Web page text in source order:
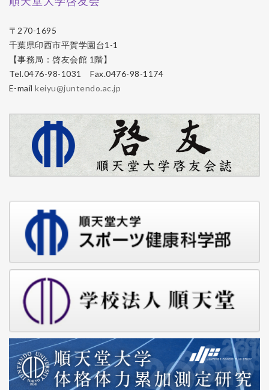
〒270-1695
千葉県印西市平賀学園台1-1
【事務局：啓友会館 1階】
Tel.0476-98-1031 Fax.0476-98-1174
E-mailkeiyu@juntendo.ac.jp